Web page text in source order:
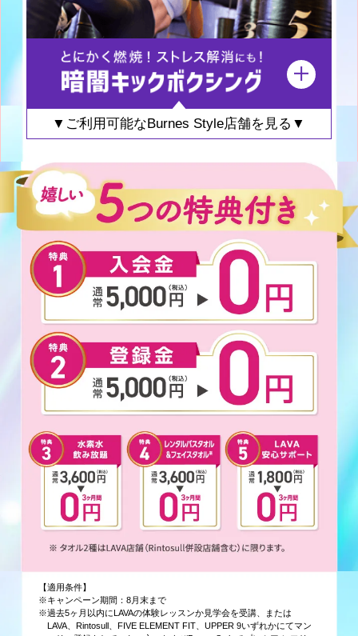
▼ご利用可能なBurnes Style店舗を見る▼
【適用条件】
※キャンペーン期間：8月末まで
※過去5ヶ月以内にLAVAの体験レッスンか見学会を受講、または
LAVA、Rintosull、FIVE ELEMENT FIT、UPPER 9いずれかにてマン